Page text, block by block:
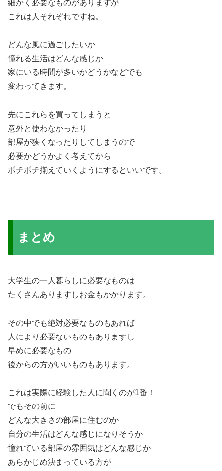
細かく必要なものがありますが
これは人それぞれですね。
どんな風に過ごしたいか
憧れる生活はどんな感じか
家にいる時間が多いかどうかなどでも
変わってきます。
先にこれらを買ってしまうと
意外と使わなかったり
部屋が狭くなったりしてしまうので
必要かどうかよく考えてから
ボチボチ揃えていくようにするといいです。
まとめ
大学生の一人暮らしに必要なものは
たくさんありますしお金もかかります。
その中でも絶対必要なものもあれば
人により必要ないものもありますし
早めに必要なもの
後からの方がいいものもあります。
これは実際に経験した人に聞くのが1番！
でもその前に
どんな大きさの部屋に住むのか
自分の生活はどんな感じになりそうか
憧れている部屋の雰囲気はどんな感じか
あらかじめ決まっている方が